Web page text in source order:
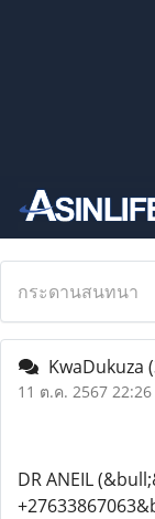
กระดานสนทนา
KwaDukuza
11 ต.ค. 2567 22:26
DR ANEIL